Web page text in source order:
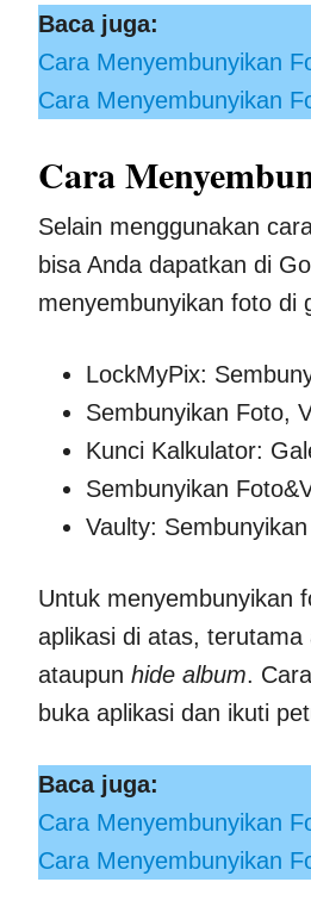
Baca juga:
Cara Menyembunyikan
Cara Menyembunyikan
Cara
Selain menggunakan
bisa Anda dapatkan di
menyembunyikan foto di
LockMyPix:
Sembunyikan Foto,
Kunci Kalkulator:
Sembunyikan
Vaulty:
Untuk menyembunyikan
aplikasi di atas, terutama
ataupun hide album.
buka aplikasi dan ikuti
Baca juga:
Cara Menyembunyikan
Cara Menyembunyikan